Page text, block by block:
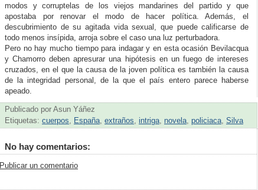
modos y corruptelas de los viejos mandarines del partido y que
apostaba por renovar el modo de hacer política. Además, el
descubrimiento de su agitada vida sexual, que puede calificarse de
todo menos insípida, arroja sobre el caso una luz perturbadora.
Pero no hay mucho tiempo para indagar y en esta ocasión Bevilacqua
y Chamorro deben apresurar una hipótesis en un fuego de intereses
cruzados, en el que la causa de la joven política es también la causa
de la integridad personal, de la que el país entero parece haberse
apeado.
Publicado por Asun Yáñez
Etiquetas: cuerpos, España, extraños, intriga, novela, policiaca, Silva
No hay comentarios:
Publicar un comentario